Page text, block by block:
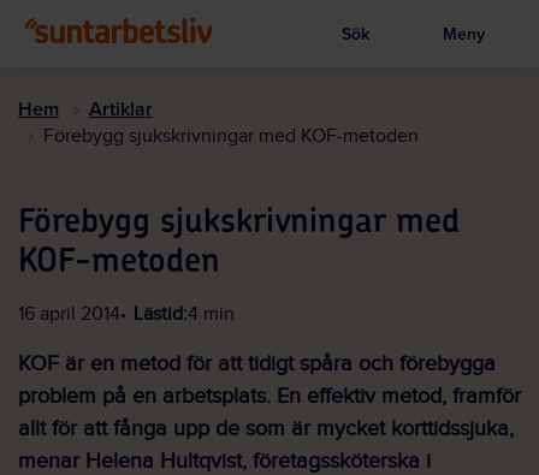
huvudinnehållet
Visa sökruta
Sök Meny
Hem Artiklar
Förebygg sjukskrivningar med KOF-metoden
Förebygg sjukskrivningar med
KOF-metoden
16 april 2014 Lästid:4 min
KOF är en metod för att tidigt spåra och förebygga
problem på en arbetsplats. En effektiv metod, framför
allt för att fånga upp de som är mycket korttidssjuka,
menar Helena Hultqvist, företagssköterska i